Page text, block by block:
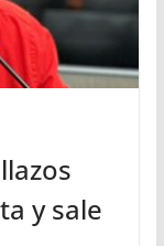
y sale